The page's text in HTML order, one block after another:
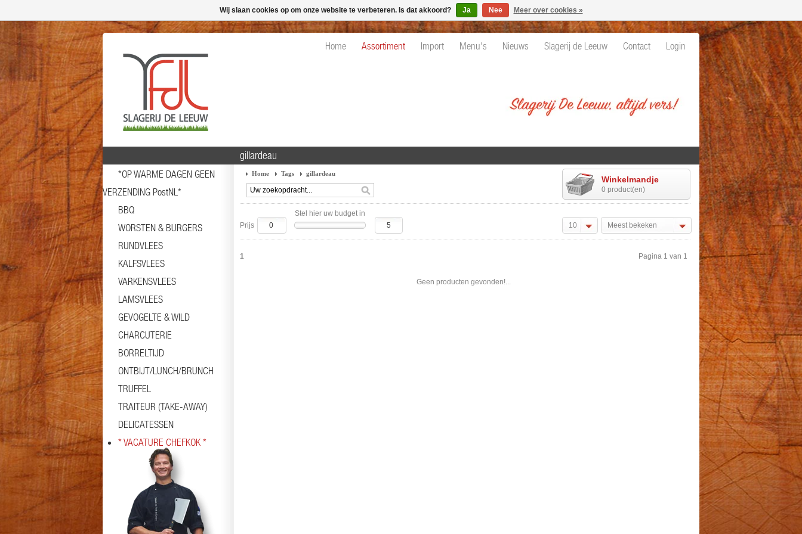
Home Assortiment Import Menu's Nieuws Slagerij de Leeuw Contact Login
*OP WARME DAGEN GEEN
VERZENDING PostNL*
BBQ
WORSTEN & BURGERS
RUNDVLEES
KALFSVLEES
VARKENSVLEES
LAMSVLEES
GEVOGELTE & WILD
CHARCUTERIE
BORRELTIJD
ONTBIJT/LUNCH/BRUNCH
TRUFFEL
TRAITEUR (TAKE-AWAY)
DELICATESSEN
* VACATURE CHEFKOK *
gillardeau
Home Tags gillardeau
Winkelmandje
0 product(en)
Stel hier uw budget in
Prijs
10 Meest bekeken
Geen producten gevonden!...
1 Pagina 1 van 1
Wij slaan cookies op om onze website te verbeteren. Is dat akkoord? Ja Nee Meer over cookies »